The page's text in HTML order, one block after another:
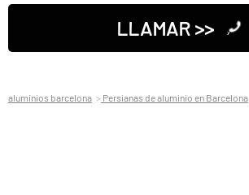
LLAMAR >>
aluminios barcelona Persianas de aluminio en Barcelona